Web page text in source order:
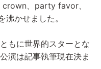
、party favor、
沸かせました。
もに世界的スターとな
演は記事執筆現在決ま